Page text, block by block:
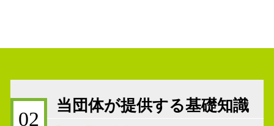
02
当団体が提供する基礎知識